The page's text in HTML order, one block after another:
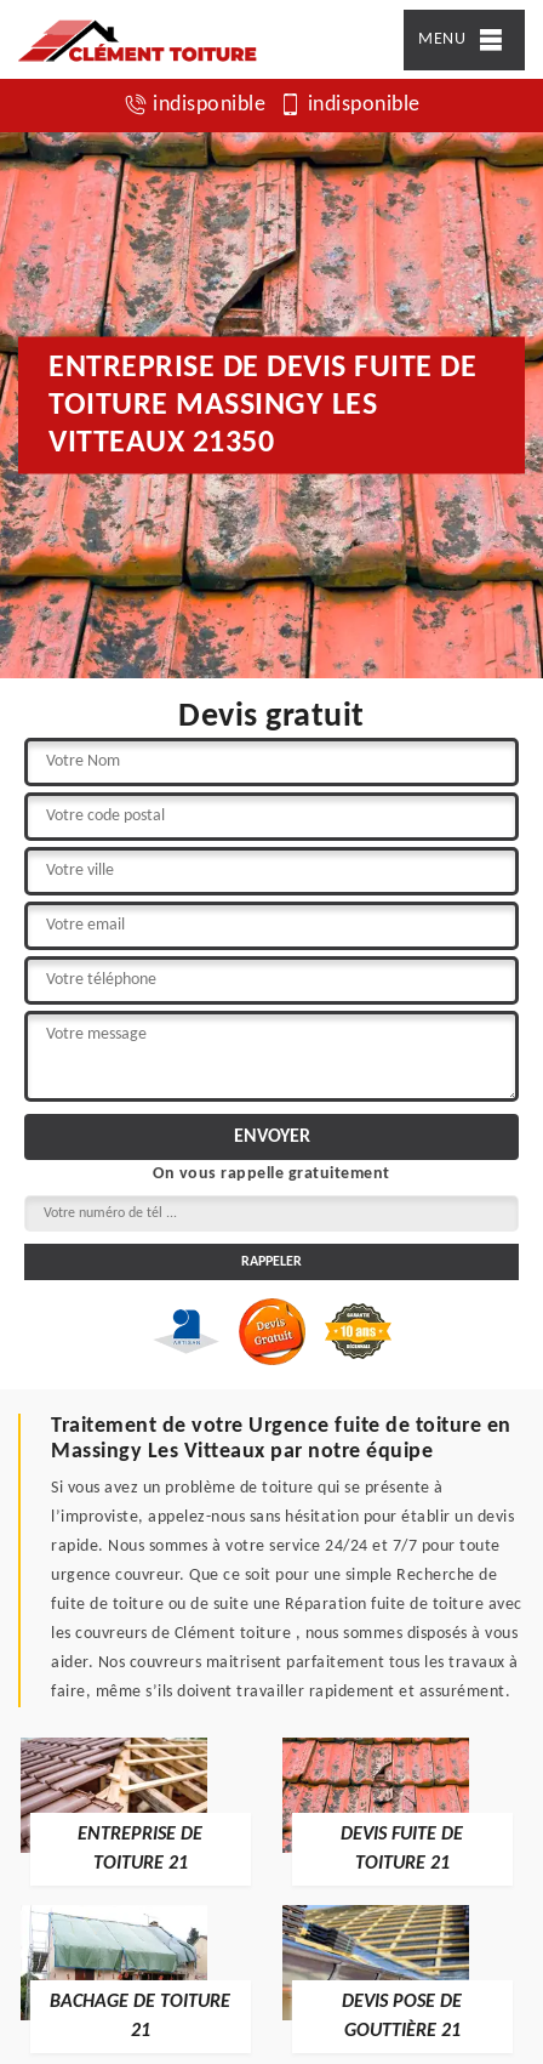
MENU
indisponible indisponible
ENTREPRISE DE DEVIS FUITE DE
TOITURE MASSINGY LES
VITTEAUX 21350
Devis gratuit
On vous rappelle gratuitement
Traitement de votre Urgence fuite de toiture en
Massingy Les Vitteaux par notre équipe
Si vous avez un problème de toiture qui se présente à
l’improviste, appelez-nous sans hésitation pour établir un devis
rapide. Nous sommes à votre service 24/24 et 7/7 pour toute
urgence couvreur. Que ce soit pour une simple Recherche de
fuite de toiture ou de suite une Réparation fuite de toiture avec
les couvreurs de Clément toiture , nous sommes disposés à vous
aider. Nos couvreurs maitrisent parfaitement tous les travaux à
faire, même s’ils doivent travailler rapidement et assurément.
ENTREPRISE DE
TOITURE 21
DEVIS FUITE DE
TOITURE 21
BACHAGE DE TOITURE
21
DEVIS POSE DE
GOUTTIÈRE 21